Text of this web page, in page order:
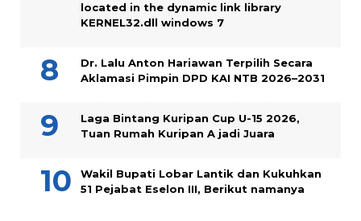
located in the dynamic link library
KERNEL32.dll windows 7
Dr. Lalu Anton Hariawan Terpilih Secara
Aklamasi Pimpin DPD KAI NTB 2026–2031
Laga Bintang Kuripan Cup U-15 2026,
Tuan Rumah Kuripan A jadi Juara
Wakil Bupati Lobar Lantik dan Kukuhkan
51 Pejabat Eselon III, Berikut namanya